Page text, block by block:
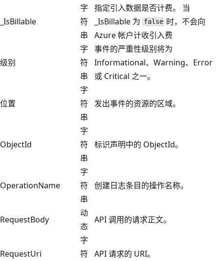
_IsBillable
字
符
串
指定引入数据是否计费。 当
_IsBillable 为 false 时，不会向
Azure 帐户计收引入费
级别
字
符
串
事件的严重性级别将为
Informational、Warning、Error
或 Critical 之一。
位置
字
符
串
发出事件的资源的区域。
ObjectId
字
符
串
标识声明中的 ObjectId。
OperationName
字
符
串
创建日志条目的操作名称。
RequestBody
动
态
API 调用的请求正文。
RequestUri
字
符
API 请求的 URI。